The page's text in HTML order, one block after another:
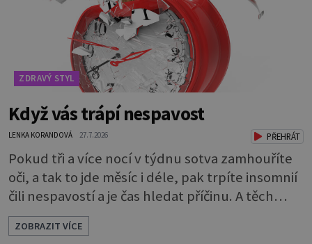
ZDRAVÝ STYL
Když vás trápí nespavost
LENKA KORANDOVÁ 27.7.2026 PŘEHRÁT
Pokud tři a více nocí v týdnu sotva zamhouříte
oči, a tak to jde měsíc i déle, pak trpíte insomnií
čili nespavostí a je čas hledat příčinu. A těch
může být celá řada. Vlastně váš spánek může
rušit skoro cokoli. Nicméně některé důvody
ZOBRAZIT VÍCE